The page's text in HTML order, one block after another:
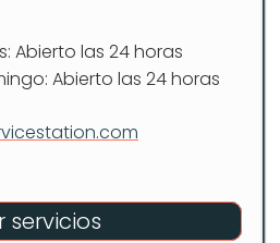
Abierto las 24 horas
Abierto las 24 horas
servicios